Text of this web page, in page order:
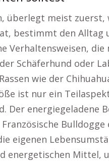
überlegt meist zuerst,
bestimmt den Alltag
Verhaltensweisen, die
Schäferhund oder
wie der
ist nur ein
Der energiegeladene
Bulldogge
eigenen
energetischen Mittel,